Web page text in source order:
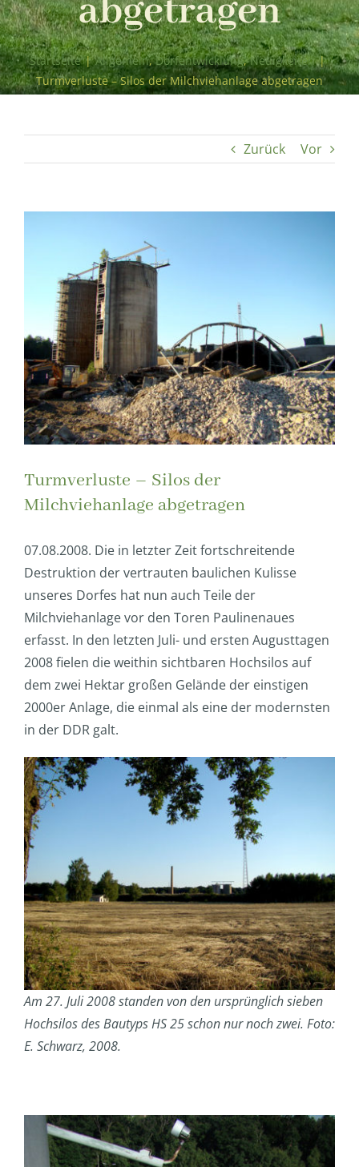
abgetragen
Startseite | Allgemein,Dorfentwicklung,Neuigkeiten |
Turmverluste – Silos der Milchviehanlage abgetragen
Zurück Vor
Turmverluste – Silos der
Milchviehanlage abgetragen
07.08.2008. Die in letzter Zeit fortschreitende
Destruktion der vertrauten baulichen Kulisse
unseres Dorfes hat nun auch Teile der
Milchviehanlage vor den Toren Paulinenaues
erfasst. In den letzten Juli- und ersten Augusttagen
2008 fielen die weithin sichtbaren Hochsilos auf
dem zwei Hektar großen Gelände der einstigen
2000er Anlage, die einmal als eine der modernsten
in der DDR galt.
Am 27. Juli 2008 standen von den ursprünglich sieben
Hochsilos des Bautyps HS 25 schon nur noch zwei. Foto:
E. Schwarz, 2008.